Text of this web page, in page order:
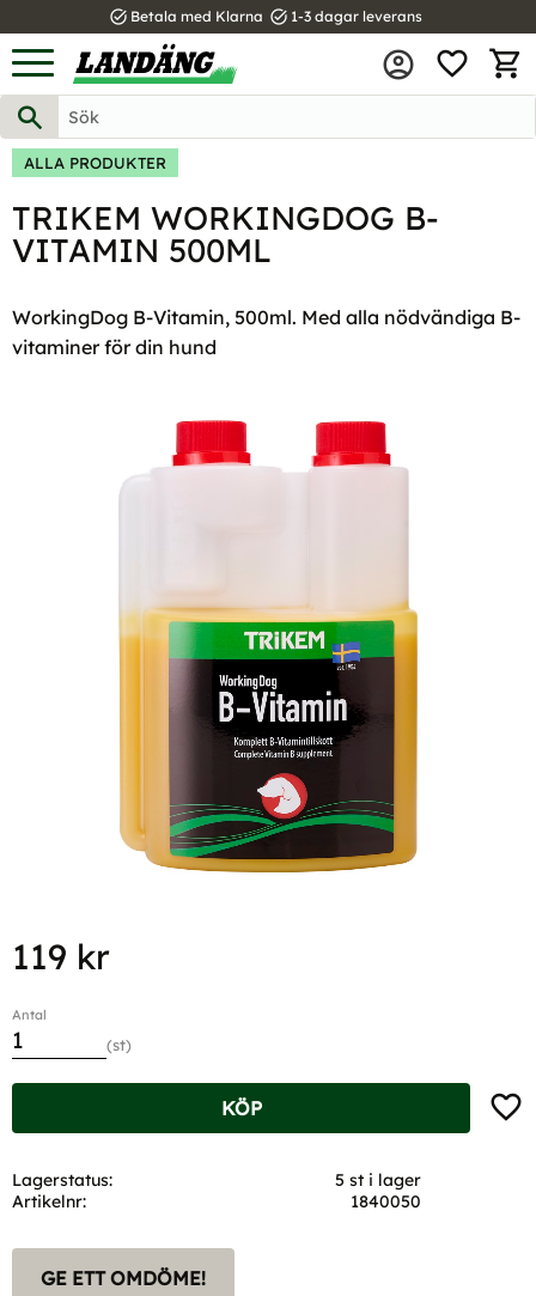
Meny
task_alt Betala med Klarna task_alt 1-3 dagar leverans
ALLA PRODUKTER
TRIKEM WORKINGDOG B-
VITAMIN 500ML
WorkingDog B-Vitamin, 500ml. Med alla nödvändiga B-
vitaminer för din hund
119 kr
Antal
st
KÖP
Lagerstatus
5 st i lager
Artikelnr
1840050
GE ETT OMDÖME!